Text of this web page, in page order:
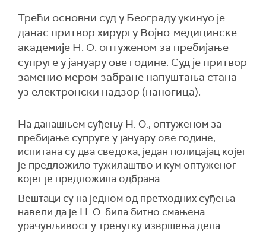
Трећи основни суд у Београду укинуо је
данас притвор хирургу Војно-медицинске
академије Н. О. оптуженом за пребијање
супруге у јануару ове године. Суд је притвор
заменио мером забране напуштања стана
уз електронски надзор (наногица).
На данашњем суђењу Н. О., оптуженом за
пребијање супруге у јануару ове године,
испитана су два сведока, један полицајац којег
је предложило тужилаштво и кум оптуженог
којег је предложила одбрана.
Вештаци су на једном од претходних суђења
навели да је Н. О. била битно смањена
урачунљивост у тренутку извршења дела.